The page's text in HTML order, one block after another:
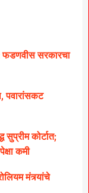
फडणवीस सरकारचा
पवारांसकट
सुप्रीम कोर्टात;
कमी
मंत्र्यांचे